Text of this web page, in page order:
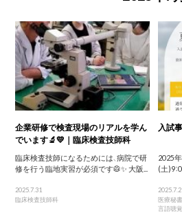
企業研修で検査現場のリアルを学ん
でいます🔬💛｜臨床検査技師科
臨床検査技師になるためには、病院で研
修を行う臨地実習が必須です🥼✨ 大阪...
2025.7.31
臨床検査技師科
入試
2025
(土)9
医療秘
言語聴